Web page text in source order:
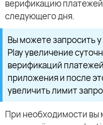
верификацию
следующего дня.
Вы можете запросить
Play увеличение
верификаций
приложения и после
увеличить лимит
При необходимости вы